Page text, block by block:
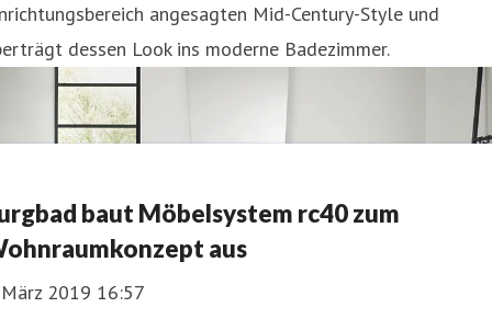
angesagten Mid-Century-Style und
dessen Look ins moderne Badezimmer.
baut Möbelsystem rc40 zum
aus
2019 16:57